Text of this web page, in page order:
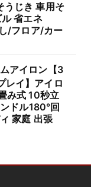
うじき 車用そ
省エネ
/フロア/カー
アイロン【3
レイ】アイロ
み式 10秒立
ドル180°回
家庭 出張